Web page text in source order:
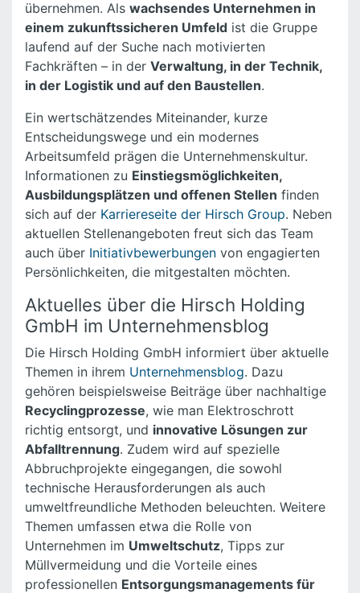
übernehmen. Als wachsendes Unternehmen in
einem zukunftssicheren Umfeld ist die Gruppe
laufend auf der Suche nach motivierten
Fachkräften – in der Verwaltung, in der Technik,
in der Logistik und auf den Baustellen.
Ein wertschätzendes Miteinander, kurze
Entscheidungswege und ein modernes
Arbeitsumfeld prägen die Unternehmenskultur.
Informationen zu Einstiegsmöglichkeiten,
Ausbildungsplätzen und offenen Stellen finden
sich auf der Karriereseite der Hirsch Group. Neben
aktuellen Stellenangeboten freut sich das Team
auch über Initiativbewerbungen von engagierten
Persönlichkeiten, die mitgestalten möchten.
Aktuelles über die Hirsch Holding
GmbH im Unternehmensblog
Die Hirsch Holding GmbH informiert über aktuelle
Themen in ihrem Unternehmensblog. Dazu
gehören beispielsweise Beiträge über nachhaltige
Recyclingprozesse, wie man Elektroschrott
richtig entsorgt, und innovative Lösungen zur
Abfalltrennung. Zudem wird auf spezielle
Abbruchprojekte eingegangen, die sowohl
technische Herausforderungen als auch
umweltfreundliche Methoden beleuchten. Weitere
Themen umfassen etwa die Rolle von
Unternehmen im Umweltschutz, Tipps zur
Müllvermeidung und die Vorteile eines
professionellen Entsorgungsmanagements für